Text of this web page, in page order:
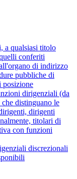
a qualsiasi titolo
conferiti
di indirizzo
pubbliche di
posizione
dirigenziali (da
distinguano le
dirigenti
titolari di
con funzioni
discrezionali